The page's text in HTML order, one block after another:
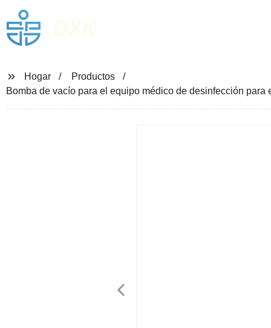
Hogar
Productos
Bomba de vacío para el equipo médico de desinfección